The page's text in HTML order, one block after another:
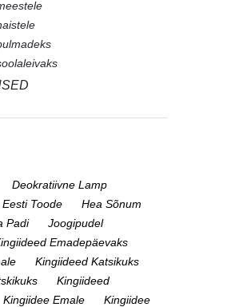
Deokratiivne Lamp
Eesti Toode
Hea Sõnum
Padi
Joogipudel
Emadepäevaks
Kingiideed Katsikuks
Kingiideed
Kingiidee Emale
Kingiidee